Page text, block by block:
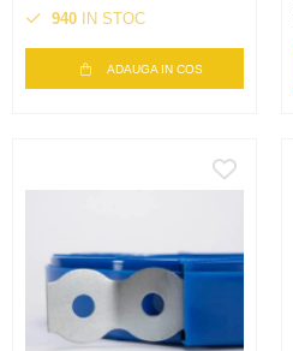
940 IN STOC
ADAUGA IN COS